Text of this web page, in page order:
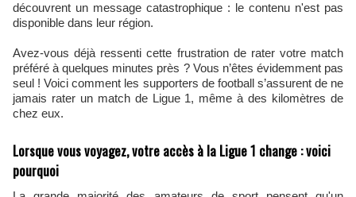
découvrent un message catastrophique : le contenu n'est pas
disponible dans leur région.
Avez-vous déjà ressenti cette frustration de rater votre match
préféré à quelques minutes près ? Vous n’êtes évidemment pas
seul ! Voici comment les supporters de football s’assurent de ne
jamais rater un match de Ligue 1, même à des kilomètres de
chez eux.
Lorsque vous voyagez, votre accès à la Ligue 1 change : voici
pourquoi